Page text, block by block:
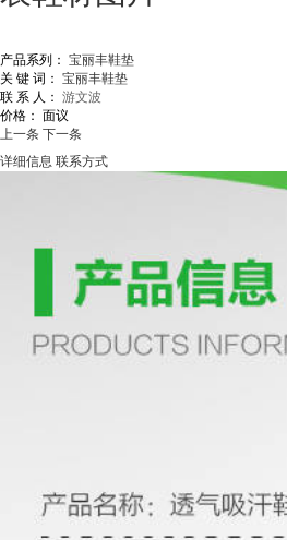
产品系列： 宝丽丰鞋垫
关 键 词： 宝丽丰鞋垫
联 系 人： 游文波
价格： 面议
上一条 下一条
详细信息 联系方式